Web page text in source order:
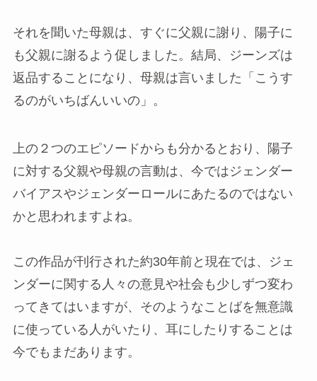
それを聞いた母親は、すぐに父親に謝り、陽子に
も父親に謝るよう促しました。結局、ジーンズは
返品することになり、母親は言いました「こうす
るのがいちばんいいの」。
上の２つのエピソードからも分かるとおり、陽子
に対する父親や母親の言動は、今ではジェンダー
バイアスやジェンダーロールにあたるのではない
かと思われますよね。
この作品が刊行された約30年前と現在では、ジェ
ンダーに関する人々の意見や社会も少しずつ変わ
ってきてはいますが、そのようなことばを無意識
に使っている人がいたり、耳にしたりすることは
今でもまだあります。